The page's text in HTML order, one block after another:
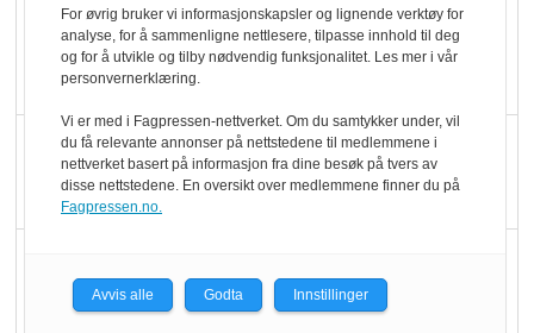
Marit Kolby vant
Økologisk Norge sin
hederspris
Blir enklere å velge
økologisk i butikkhylla
med å få tak i nok melk
For øvrig bruker vi informasjonskapsler og lignende verktøy for
analyse, for å sammenligne nettlesere, tilpasse innhold til deg
og for å utvikle og tilby nødvendig funksjonalitet. Les mer i vår
personvernerklæring.
Vi er med i Fagpressen-nettverket. Om du samtykker under, vil
du få relevante annonser på nettstedene til medlemmene i
nettverket basert på informasjon fra dine besøk på tvers av
disse nettstedene. En oversikt over medlemmene finner du på
Fagpressen.no.
Avvis alle Godta Innstillinger